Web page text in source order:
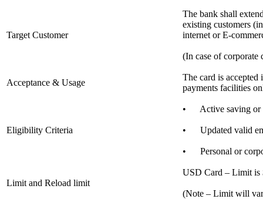
Target Customer
The bank shall
existing customers
internet or E-
(In case of corporate
Acceptance & Usage
The card is
payments facilities
Eligibility Criteria
• Active saving or
• Updated valid
• Personal or
Limit and Reload limit
USD Card – Limit is
(Note – Limit will